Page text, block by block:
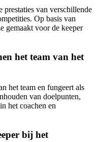
prestaties van verschillende
Op basis van
gemaakt voor de keeper
het team van het
het team en fungeert als
van doelpunten,
het coachen en
bij het